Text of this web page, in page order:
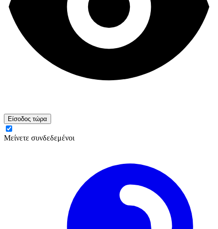
Είσοδος τώρα
Μείνετε συνδεδεμένοι